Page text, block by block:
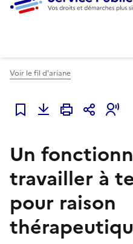
Voir le fil d'ariane
Ajouter à mes favoris
Un
travailler à
pour raison